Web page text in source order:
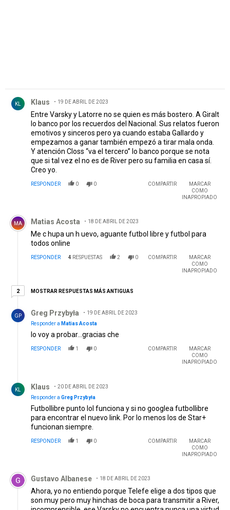
KL Klaus 19 DE ABRIL DE 2023
Entre Varsky y Latorre no se quien es más bostero. A Giralt
lo banco por los recuerdos del Nacional. Sus relatos fueron
emotivos y sinceros pero ya cuando estaba Gallardo y
empezamos a ganar también empezó a tirar mala onda.
Y atención Closs “va el tercero” lo banco porque se nota
que si tal vez el no es de River pero su familia en casa sí.
Creo yo.
RESPONDER 0 0 COMPARTIR
MARCAR
COMO
INAPROPIADO
Comentario de Matias Acosta.
MA Matias Acosta 18 DE ABRIL DE 2023
Me c hupa un h uevo, aguante futbol libre y futbol para
todos online
RESPONDER 4 RESPUESTAS 2 0 COMPARTIR
MARCAR
COMO
INAPROPIADO
22 respuestas más antiguas
MOSTRAR RESPUESTAS MÁS ANTIGUAS
GP Greg Przybyła
19 DE ABRIL DE 2023
Responder a Matias Acosta
lo voy a probar...gracias che
RESPONDER 1 0 COMPARTIR
MARCAR
COMO
INAPROPIADO
KL Klaus
20 DE ABRIL DE 2023
Responder a Greg Przybyła
Futbollibre punto lol funciona y si no googlea futbollibre
para encontrar el nuevo link. Por lo menos los de Star+
funcionan siempre.
RESPONDER 1 0 COMPARTIR
MARCAR
COMO
INAPROPIADO
Comentario de Gustavo Albanese.
Gustavo Albanese 18 DE ABRIL DE 2023
Ahora, yo no entiendo porque Telefe elige a dos tipos que
son muy pero muy hinchas de boca para transmitir a River,